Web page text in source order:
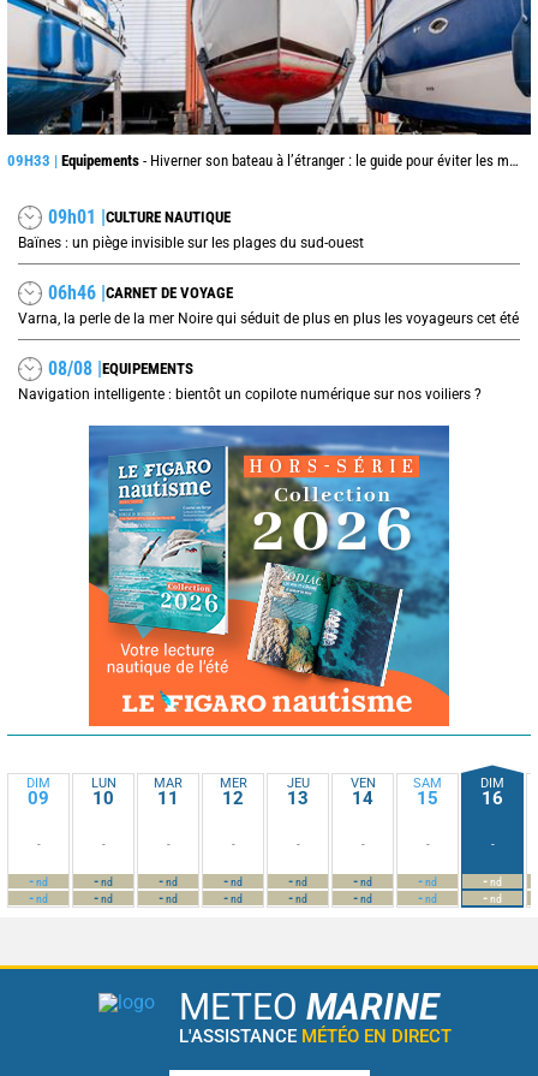
09H33 | Equipements - Hiverner son bateau à l’étranger : le guide pour éviter les mauvaises surprises
09h01 |CULTURE NAUTIQUE
Baïnes : un piège invisible sur les plages du sud-ouest
06h46 |CARNET DE VOYAGE
Varna, la perle de la mer Noire qui séduit de plus en plus les voyageurs cet été
08/08 |EQUIPEMENTS
Navigation intelligente : bientôt un copilote numérique sur nos voiliers ?
DIM
09
-
-nd
-nd
LUN
10
-
-nd
-nd
MAR
11
-
-nd
-nd
MER
12
-
-nd
-nd
JEU
13
-
-nd
-nd
VEN
14
-
-nd
-nd
SAM
15
-
-nd
-nd
DIM
16
-
-nd
-nd
METEO MARINE
L'ASSISTANCE MÉTÉO EN DIRECT